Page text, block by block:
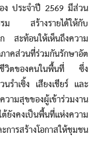
ประจำปี 2569 มีส่วน
รรม สร้างรายได้ให้กับ
สะท้อนให้เห็นถึงความ
คส่วนที่ร่วมกันรักษาอัต
ชีวิตของคนในพื้นที่ ซึ่ง
รำเซิ้ง เสียงเชียร์ และ
ามสุขของผู้เข้าร่วมงาน
งคงเป็นพื้นที่แห่งความ
ารสร้างโอกาสให้ชุมชน